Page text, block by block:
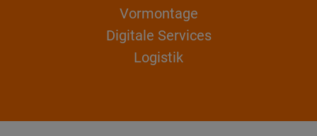
Vormontage
Digitale Services
Logistik